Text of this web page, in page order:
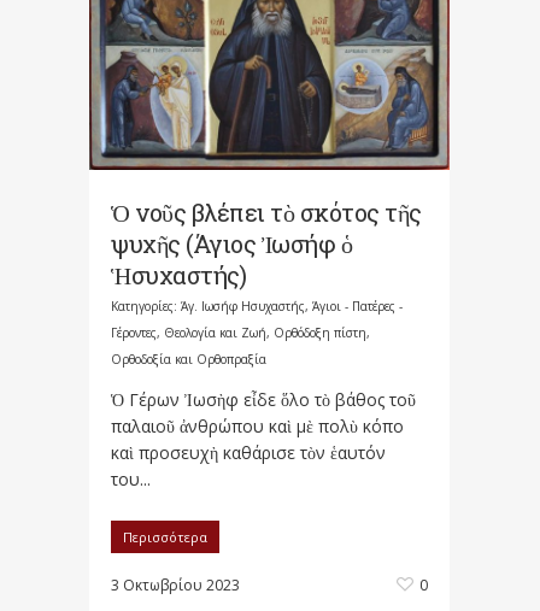
Ὁ νοῦς βλέπει τὸ σκότος τῆς
ψυχῆς (Άγιος Ἰωσήφ ὁ
Ἡσυχαστής)
Κατηγορίες: Άγ. Ιωσήφ Ησυχαστής, Άγιοι - Πατέρες -
Γέροντες, Θεολογία και Ζωή, Ορθόδοξη πίστη,
Ορθοδοξία και Ορθοπραξία
Ὁ Γέρων Ἰωσὴφ εἶδε ὅλο τὸ βάθος τοῦ
παλαιοῦ ἀνθρώπου καὶ μὲ πολὺ κόπο
καὶ προσευχὴ καθάρισε τὸν ἑαυτόν
του...
Περισσότερα
3 Οκτωβρίου 2023 0